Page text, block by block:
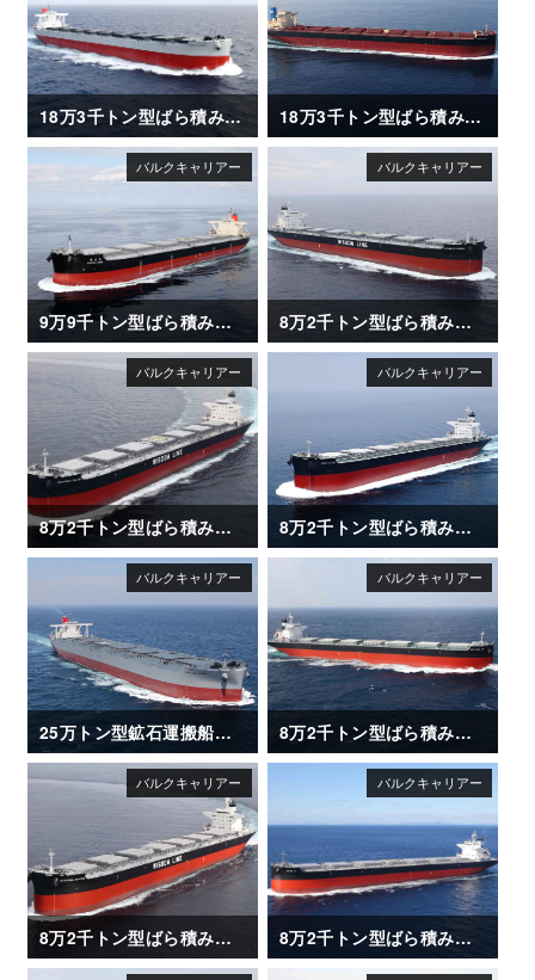
18万3千トン型ばら積み運搬船「CAPE CLOVER」 18万3千トン型ばら積み運搬船「UNITED ETERNITY」
9万9千トン型ばら積み運搬船「NAGARA MARU (長良丸)」 8万2千トン型ばら積み運搬船「SAKIZAYA LEADER」
8万2千トン型ばら積み運搬船「SAKIZAYA KALON」 8万2千トン型ばら積み運搬船「XING LE HAI」
25万トン型鉱石運搬船「CAPE HAYATOMO」 8万2千トン型ばら積み運搬船「XING HUAN HAI」
8万2千トン型ばら積み運搬船「SAKIZAYA JUSTICE」 8万2千トン型ばら積み運搬船「OLGA V」